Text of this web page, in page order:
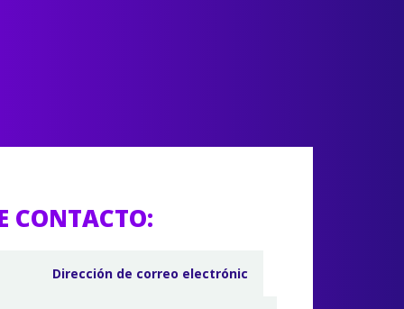
CONTACTO: